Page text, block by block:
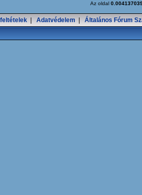
Az oldal
Adatvédelem Általános Fórum